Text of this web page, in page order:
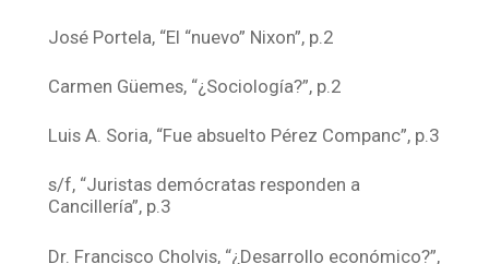
José Portela, “El “nuevo” Nixon”, p.2
Carmen Güemes, “¿Sociología?”, p.2
Luis A. Soria, “Fue absuelto Pérez Companc”, p.3
s/f, “Juristas demócratas responden a
Cancillería”, p.3
Dr. Francisco Cholvis, “¿Desarrollo económico?”,